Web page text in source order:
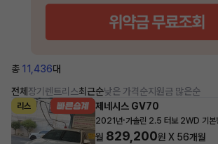
총 11,436대
전체 장기렌트리스최근순낮은 가격순지원금 많은순
리스 제네시스 GV70
2021년·가솔린 2.5 터보 2WD 기본
월 829,200원 X 56개월